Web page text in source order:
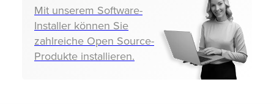
Mit unserem Software-
Installer können Sie
zahlreiche Open Source-
Produkte installieren.